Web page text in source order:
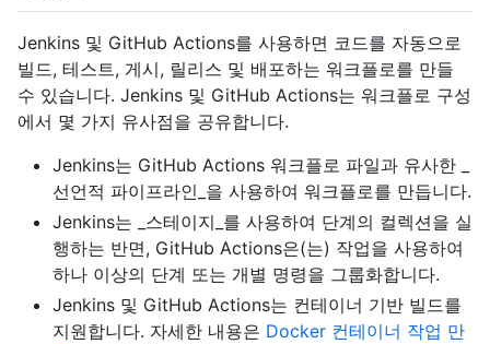
Jenkins 및 GitHub Actions를 사용하면 코드를 자동으로
빌드, 테스트, 게시, 릴리스 및 배포하는 워크플로를 만들
수 있습니다. Jenkins 및 GitHub Actions는 워크플로 구성
에서 몇 가지 유사점을 공유합니다.
Jenkins는 GitHub Actions 워크플로 파일과 유사한 _
선언적 파이프라인_을 사용하여 워크플로를 만듭니다.
Jenkins는 _스테이지_를 사용하여 단계의 컬렉션을 실
행하는 반면, GitHub Actions은(는) 작업을 사용하여
하나 이상의 단계 또는 개별 명령을 그룹화합니다.
Jenkins 및 GitHub Actions는 컨테이너 기반 빌드를
지원합니다. 자세한 내용은 Docker 컨테이너 작업 만